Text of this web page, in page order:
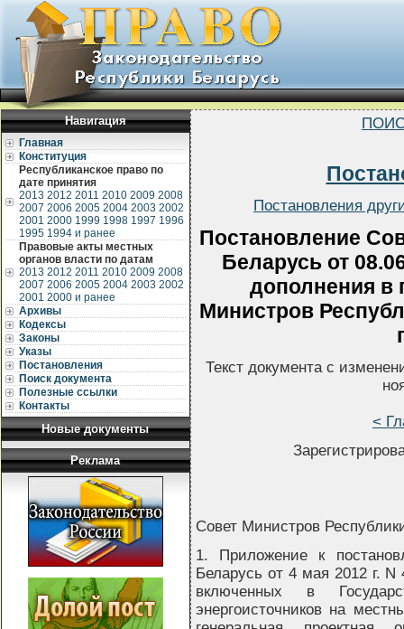
Навигация
Главная
Конституция
Республиканское право по
дате принятия
2013 2012 2011 2010 2009 2008
2007 2006 2005 2004 2003 2002
2001 2000 1999 1998 1997 1996
1995 1994 и ранее
Правовые акты местных
органов власти по датам
2013 2012 2011 2010 2009 2008
2007 2006 2005 2004 2003 2002
2001 2000 и ранее
Архивы
Кодексы
Законы
Указы
Постановления
Поиск документа
Полезные ссылки
Контакты
Новые документы
Реклама
Постановления
Постановление
Беларусь от
дополнения в
Министров
Текст документа с
<
Совет Министров
1. Приложение к
Беларусь от 4 мая 2012 г.
включенных в
энергоисточников на